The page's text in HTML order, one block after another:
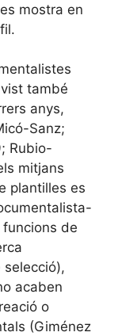
mostra en
també
anys,
Sanz;
Rubio-
mitjans
plantilles es
de
selecció),
acaben
o
(Giménez